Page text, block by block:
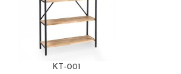
KT-001